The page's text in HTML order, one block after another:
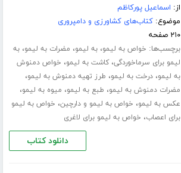
از: اسماعیل پورکاظم
موضوع:کتاب‌های کشاورزی و دامپروری
۲۱۰ صفحه
برچسب‌ها: خواص به لیمو،به لیمو، مضرات به لیمو،به
لیمو برای سرماخوردگی،کاشت به لیمو، خواص دمنوش
به لیمو،درخت به لیمو، طرز تهیه دمنوش به لیمو،
مضرات دمنوش به لیمو، طبع به لیمو، میوه به لیمو،
عکس به لیمو، خواص به لیمو و دارچین، خواص به لیمو
برای اعصاب، خواص به لیمو برای لاغری
دانلود کتاب